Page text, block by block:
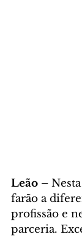
Leão –
farão a
profissão e
parceria.